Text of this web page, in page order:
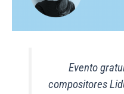
Evento
compositores